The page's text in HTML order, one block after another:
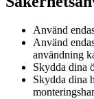
Använd
Använd
användning
Skydda dina
Skydda dina